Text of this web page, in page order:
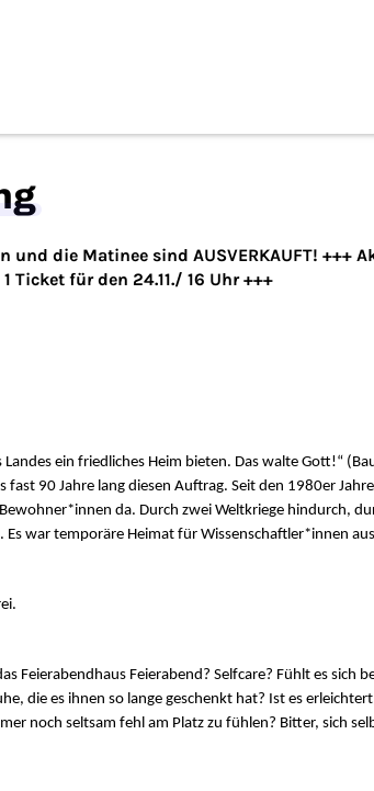
und die Matinee sind AUSVERKAUFT! +++
Ticket für den 24.11./ 16 Uhr +++
ein friedliches Heim bieten. Das walte Gott!“
fast 90 Jahre lang diesen Auftrag. Seit den 1980er
da. Durch zwei Weltkriege hindurch,
war temporäre Heimat für Wissenschaftler*innen
Feierabendhaus Feierabend? Selfcare? Fühlt es sich
die es ihnen so lange geschenkt hat? Ist es
noch seltsam fehl am Platz zu fühlen? Bitter, sich